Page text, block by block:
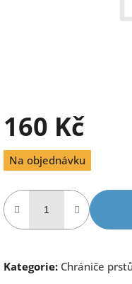
160 Kč
Měrná
cena:
Na objednávku
Kategorie: Chrániče